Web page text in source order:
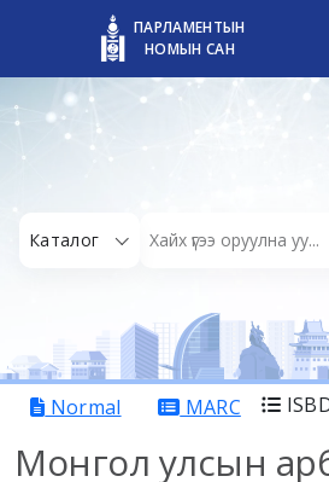
ПАРЛАМЕНТЫН
НОМЫН САН
Каталог
Normal MARC
Монгол улсын